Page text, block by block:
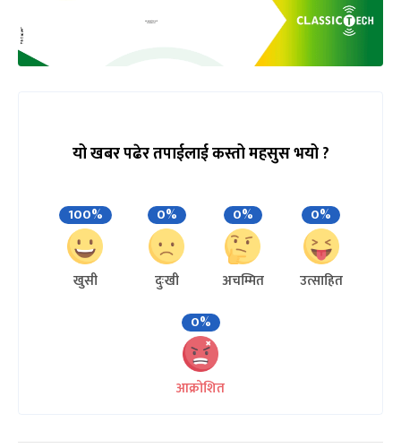
यो खबर पढेर तपाईलाई कस्तो महसुस भयो ?
100%
खुसी
0%
दुःखी
0%
अचम्मित
0%
उत्साहित
0%
आक्रोशित